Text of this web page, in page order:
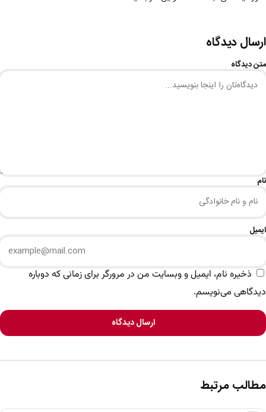
ارسال دیدگاه
متن دیدگاه
نام
ایمیل
ذخیره نام، ایمیل و وبسایت من در مرورگر برای زمانی که دوباره
دیدگاهی می‌نویسم.
ارسال دیدگاه
مطالب مرتبط